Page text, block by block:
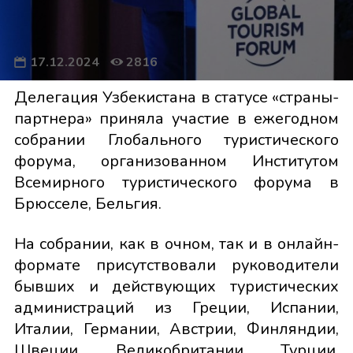
17.12.2024 2816
Делегация Узбекистана в статусе «страны-
партнера» приняла участие в ежегодном
собрании Глобального туристического
форума, организованном Институтом
Всемирного туристического форума в
Брюсселе, Бельгия.
На собрании, как в очном, так и в онлайн-
формате присутствовали руководители
бывших и действующих туристических
администраций из Греции, Испании,
Италии, Германии, Австрии, Финляндии,